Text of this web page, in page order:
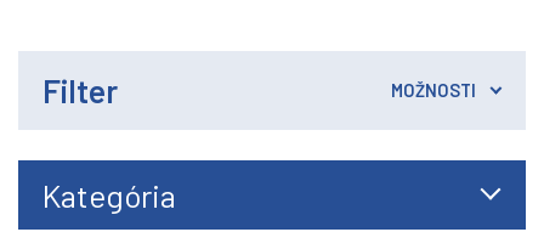
Filter MOŽNOSTI
Kategória